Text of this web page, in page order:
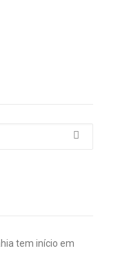
tem início em